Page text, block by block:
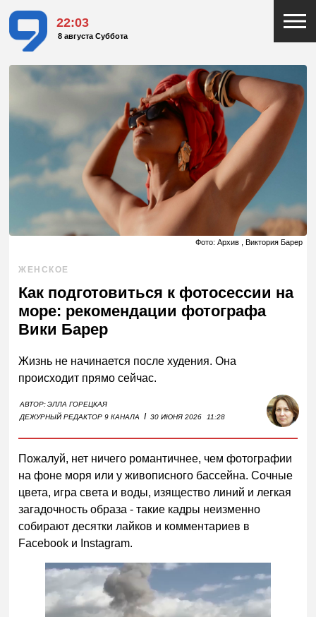
22:03
8 августа Суббота
Фото: Архив , Виктория Барер
ЖЕНСКОЕ
Как подготовиться к фотосессии на
море: рекомендации фотографа
Вики Барер
Жизнь не начинается после худения. Она
происходит прямо сейчас.
АВТОР:ЭЛЛА ГОРЕЦКАЯ
ДЕЖУРНЫЙ РЕДАКТОР 9 КАНАЛА
I 30 ИЮНЯ 2026 11:28
Пожалуй, нет ничего романтичнее, чем фотографии
на фоне моря или у живописного бассейна. Сочные
цвета, игра света и воды, изящество линий и легкая
загадочность образа - такие кадры неизменно
собирают десятки лайков и комментариев в
Facebook и Instagram.